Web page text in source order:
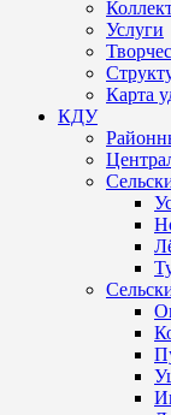
Услуги
Карта
КДУ